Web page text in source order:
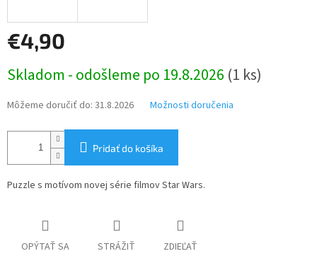
€4,90
cena:
Skladom - odošleme po 19.8.2026 (1 ks)
Môžeme doručiť do: 31.8.2026 Možnosti doručenia
Pridať do košíka
Puzzle s motívom novej série filmov Star Wars.
OPÝTAŤ SA STRÁŽIŤ ZDIEĽAŤ